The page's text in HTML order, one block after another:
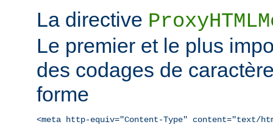
La directive
Le premier et le plus
des codages de
forme
<meta http-equiv="Content-Type" content="text/